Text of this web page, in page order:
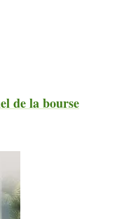
de la bourse